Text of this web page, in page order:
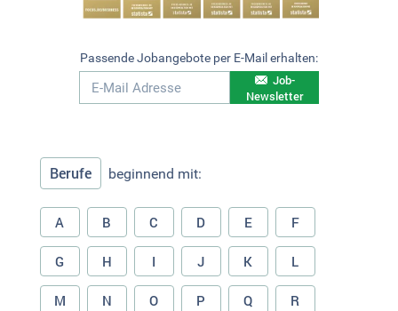
Passende Jobangebote per E-Mail erhalten:
Job-
Newsletter
Berufe beginnend mit:
A B C D E F
G H I J K L
M N O P Q R